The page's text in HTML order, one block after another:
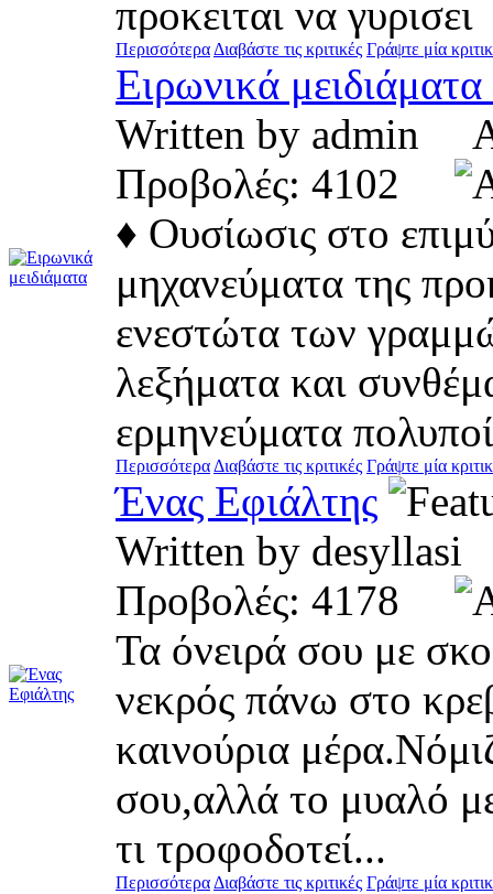
προκειται να γυρισει
ΠερισσότεραΔιαβάστε τις κριτικές Γράψτε μία
Ειρωνικά μειδιάματα
Written by admin
Προβολές: 4102
♦ Ουσίωσις στο
μηχανεύματα της
ενεστώτα των
λεξήματα και
ερμηνεύματα
ΠερισσότεραΔιαβάστε τις κριτικές Γράψτε μία
Ένας Εφιάλτης
Written by
Προβολές: 4178
Τα όνειρά σου με
νεκρός πάνω στο
καινούρια
σου,αλλά το μυαλό
τι τροφοδοτεί...
ΠερισσότεραΔιαβάστε τις κριτικές Γράψτε μία